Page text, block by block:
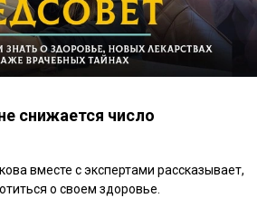
снижается число
вместе с экспертами рассказывает,
о своем здоровье.